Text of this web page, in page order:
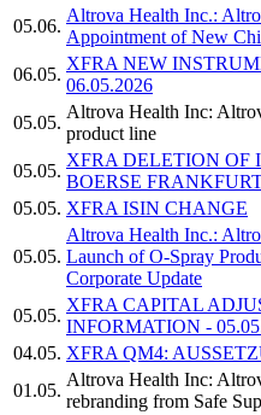
05.06.
Altrova Health Inc.:
Appointment of New
06.05.
XFRA NEW
06.05.2026
05.05.
Altrova Health Inc:
product line
05.05.
XFRA DELETION OF
BOERSE
05.05. XFRA ISIN CHANGE
05.05.
Altrova Health Inc.:
Launch of O-Spray
Corporate Update
05.05.
XFRA CAPITAL
INFORMATION -
04.05. XFRA QM4:
01.05.
Altrova Health Inc:
rebranding from Safe